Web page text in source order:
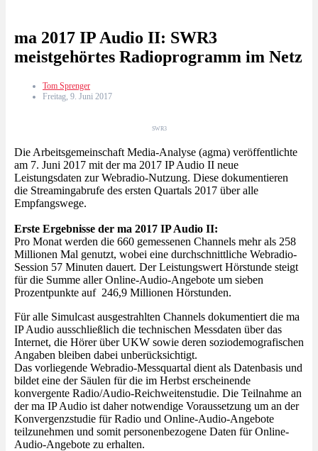
ma 2017 IP Audio II: SWR3
meistgehörtes Radioprogramm im Netz
Tom Sprenger
Freitag, 9. Juni 2017
SWR3
Die Arbeitsgemeinschaft Media-Analyse (agma) veröffentlichte
am 7. Juni 2017 mit der ma 2017 IP Audio II neue
Leistungsdaten zur Webradio-Nutzung. Diese dokumentieren
die Streamingabrufe des ersten Quartals 2017 über alle
Empfangswege.
Erste Ergebnisse der ma 2017 IP Audio II:
Pro Monat werden die 660 gemessenen Channels mehr als 258
Millionen Mal genutzt, wobei eine durchschnittliche Webradio-
Session 57 Minuten dauert. Der Leistungswert Hörstunde steigt
für die Summe aller Online-Audio-Angebote um sieben
Prozentpunkte auf 246,9 Millionen Hörstunden.
Für alle Simulcast ausgestrahlten Channels dokumentiert die ma
IP Audio ausschließlich die technischen Messdaten über das
Internet, die Hörer über UKW sowie deren soziodemografischen
Angaben bleiben dabei unberücksichtigt.
Das vorliegende Webradio-Messquartal dient als Datenbasis und
bildet eine der Säulen für die im Herbst erscheinende
konvergente Radio/Audio-Reichweitenstudie. Die Teilnahme an
der ma IP Audio ist daher notwendige Voraussetzung um an der
Konvergenzstudie für Radio und Online-Audio-Angebote
teilzunehmen und somit personenbezogene Daten für Online-
Audio-Angebote zu erhalten.